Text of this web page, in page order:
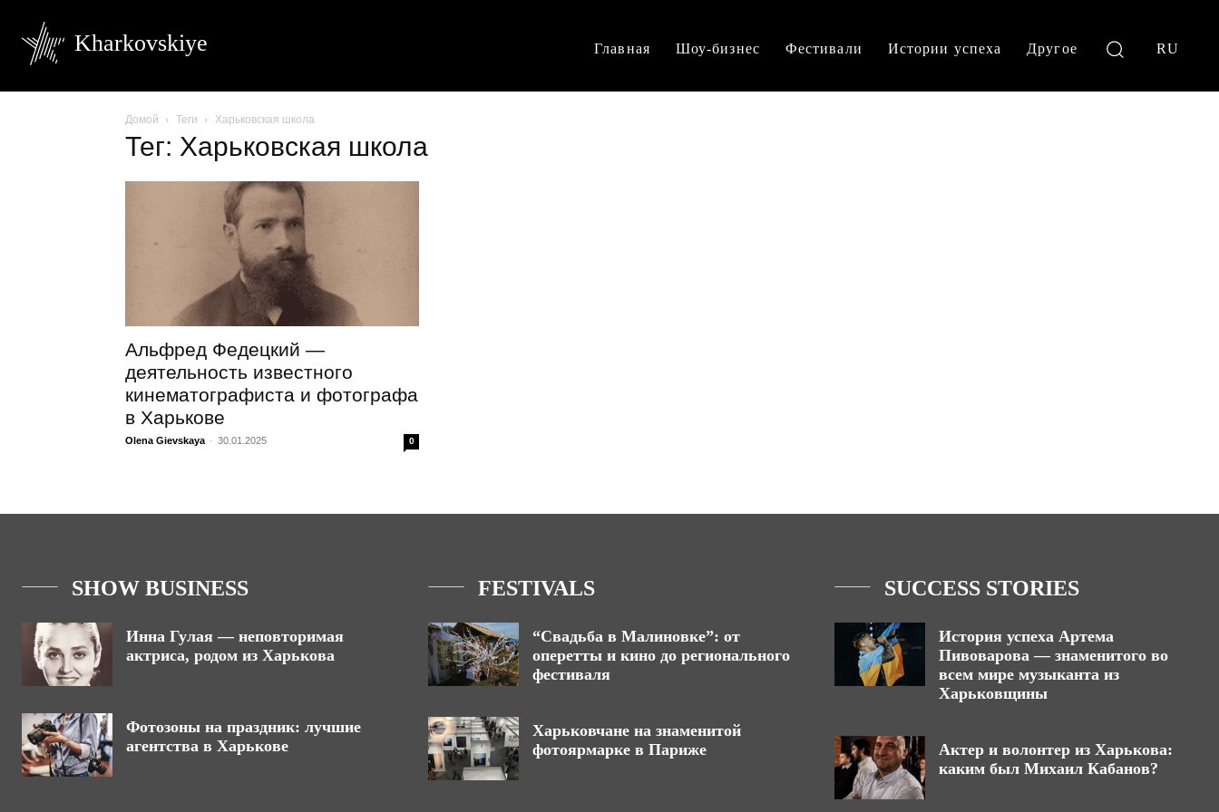
Kharkovskiye Главная Шоу-бизнес Фестивали Истории успеха Другое RU
Домой Теги Харьковская школа
Тег: Харьковская школа
Альфред Федецкий —
деятельность известного
кинематографиста и фотографа
в Харькове
Olena Gievskaya - 30.01.2025 0
SHOW BUSINESS
Инна Гулая — неповторимая
актриса, родом из Харькова
Фотозоны на праздник: лучшие
агентства в Харькове
FESTIVALS
“Свадьба в Малиновке”: от
оперетты и кино до регионального
фестиваля
Харьковчане на знаменитой
фотоярмарке в Париже
SUCCESS STORIES
История успеха Артема
Пивоварова — знаменитого во
всем мире музыканта из
Харьковщины
Актер и волонтер из Харькова:
каким был Михаил Кабанов?